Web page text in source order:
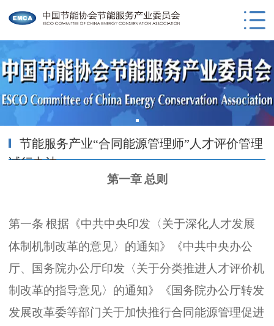
节能服务产业“合同能源管理师”人才评价管理
试行办法
第一章 总则
第一条 根据 《中共中央印发 〈关于深化人才发展
体制机制改革的意见〉 的通知》《中共中央办公
厅、 国务院办公厅印发 〈关于分类推进人才评价机
制改革的指导意见〉 的通知》《国务院办公厅转发
发展改革委等部门关于加快推行合同能源管理促进